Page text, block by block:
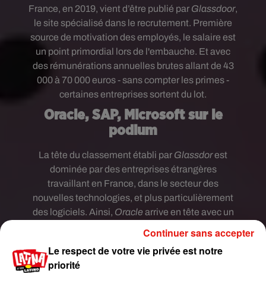
France, en 2019, vient d’être publié par Glassdoor,
le site spécialisé dans le recrutement. Première
source de motivation des employés, le salaire est
un point primordial lors de l'embauche. Et avec
des rémunérations annuelles brutes allant de 43
000 à 70 000 euros - sans compter les primes -
certaines entreprises sortent du lot.
Oracle, SAP, Microsoft sur le
podium
La tête du classement établi par Glassdorest
dominée par des entreprises étrangères
travaillant en France, dans le secteur des
nouvelles technologies, et plus particulièrement
des logiciels. Ainsi, Oracle arrive en tête avec un
etMicrosoftavec 63 000 euros.
L'entreprise
Le respect de votre vie privée est notre
priorité
Continuer sans accepter